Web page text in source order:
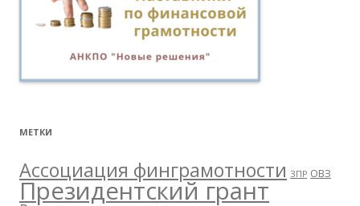
МЕТКИ
Ассоциация финграмотности ЗПР ОВЗ
Президентский грант